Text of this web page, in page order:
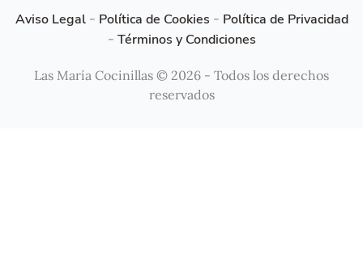
Aviso Legal- Política de Cookies - Política de Privacidad
- Términos y Condiciones
Las María Cocinillas © 2026 - Todos los derechos
reservados